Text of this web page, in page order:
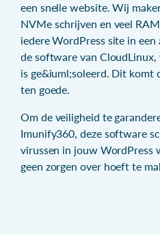
een snelle website. Wij
NVMe schrijven en veel
iedere WordPress site in
de software van
is ge&iuml;soleerd. Dit komt
ten goede.
Om de veiligheid te
Imunify360, deze software
virussen in jouw WordPress
geen zorgen over hoeft te